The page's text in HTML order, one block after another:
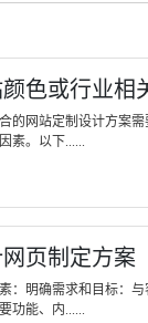
色或行业相
的网站定制设计方案
素。以下......
页制定方案
：明确需求和目标：
功能、内......